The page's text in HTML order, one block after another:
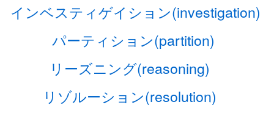
インベスティゲイション(investigation)
パーティション(partition)
リーズニング(reasoning)
リゾルーション(resolution)